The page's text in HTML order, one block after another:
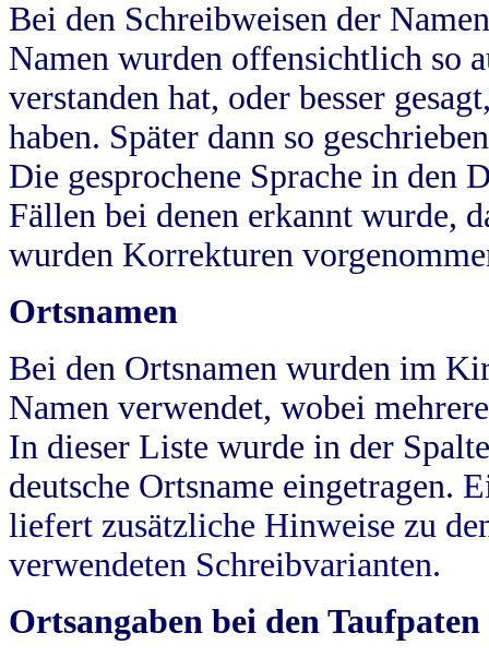
Bei den Schreibweisen der
Namen wurden offensichtlich so
verstanden hat, oder besser
haben. Später dann so
Die gesprochene Sprache in
Fällen bei denen erkannt wurde,
wurden Korrekturen
Ortsnamen
Bei den Ortsnamen wurden im
Namen verwendet, wobei
In dieser Liste wurde in der
deutsche Ortsname eingetragen.
liefert zusätzliche Hinweise zu
verwendeten Schreibvarianten.
Ortsangaben bei den Taufpaten